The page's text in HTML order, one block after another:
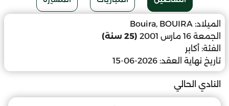
الميلاد: Bouira, BOUIRA
الجمعة 16 مارس 2001
(25 سنة)
الفئة: أكابر
تاريخ نهاية العقد: 2026-06-15
النادي الحالي